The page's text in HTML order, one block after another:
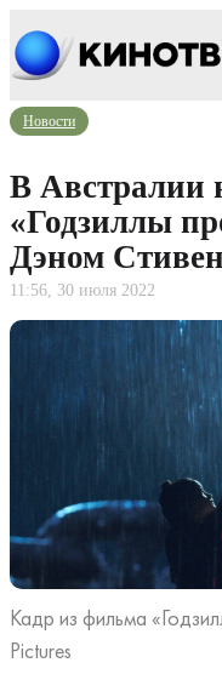
Новости
В Австралии
«Годзиллы
Дэном
11:56, 30 июля 2022
Кадр из фильма
Pictures